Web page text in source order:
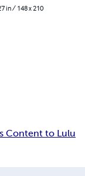
in / 148 x 210
Content to Lulu